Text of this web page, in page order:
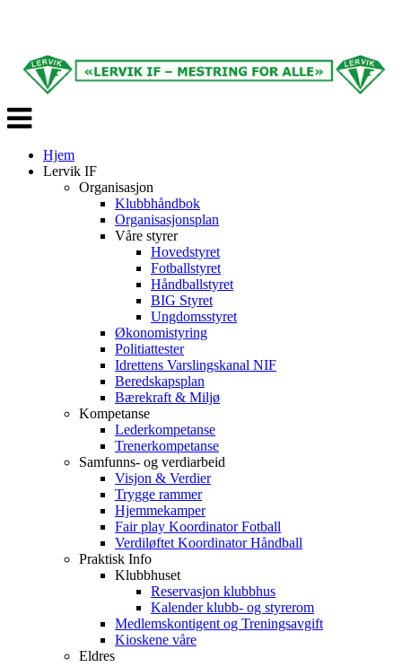
Veksle
navigasjon
Hjem
Lervik IF
Organisasjon
Klubbhåndbok
Organisasjonsplan
Våre styrer
Hovedstyret
Fotballstyret
Håndballstyret
BIG Styret
Ungdomsstyret
Økonomistyring
Politiattester
Idrettens Varslingskanal NIF
Beredskapsplan
Bærekraft & Miljø
Kompetanse
Lederkompetanse
Trenerkompetanse
Samfunns- og verdiarbeid
Visjon & Verdier
Trygge rammer
Hjemmekamper
Fair play Koordinator Fotball
Verdiløftet Koordinator Håndball
Praktisk Info
Klubbhuset
Reservasjon klubbhus
Kalender klubb- og styrerom
Medlemskontigent og Treningsavgift
Kioskene våre
Eldres